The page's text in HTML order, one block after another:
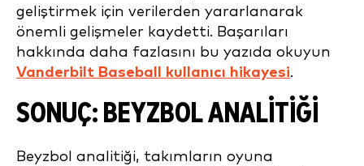
geliştirmek için verilerden yararlanarak
önemli gelişmeler kaydetti. Başarıları
hakkında daha fazlasını bu yazıda okuyun
Vanderbilt Baseball kullanıcı hikayesi.
SONUÇ: BEYZBOL ANALITIĞI
Beyzbol analitiği, takımların oyuna